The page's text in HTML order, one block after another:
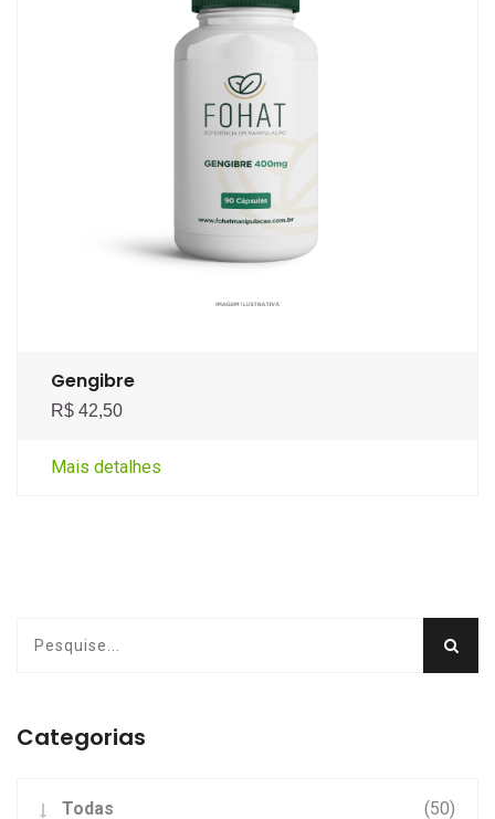
Gengibre
R$ 42,50
Mais detalhes
Categorias
Todas (50)